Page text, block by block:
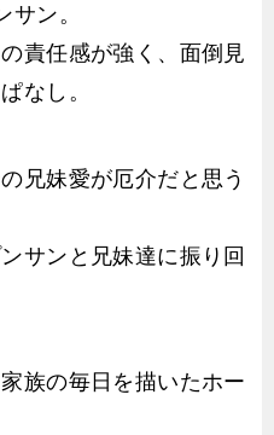
ン。
責任感が強く、面倒見
なし。
兄妹愛が厄介だと思う
サンと兄妹達に振り回
族の毎日を描いたホー